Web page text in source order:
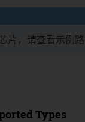
片，请查看示例
Types